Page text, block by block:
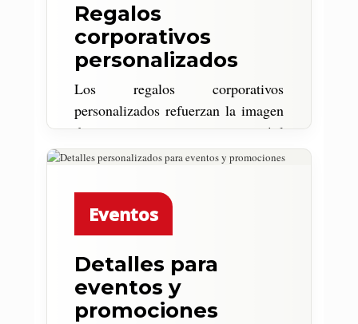
Regalos
corporativos
personalizados
Los regalos corporativos
personalizados refuerzan la imagen
de marca con un toque cercano, útil
y más memorable que un detalle
Eventos
Detalles para
eventos y
promociones